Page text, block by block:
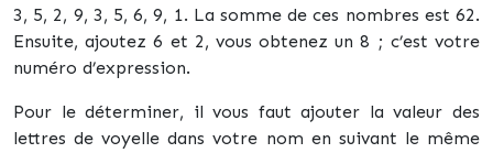
3, 5, 2, 9, 3, 5, 6, 9, 1. La somme de ces nombres est 62.
Ensuite, ajoutez 6 et 2, vous obtenez un 8 ; c’est votre
numéro d’expression.
Pour le déterminer, il vous faut ajouter la valeur des
lettres de voyelle dans votre nom en suivant le même